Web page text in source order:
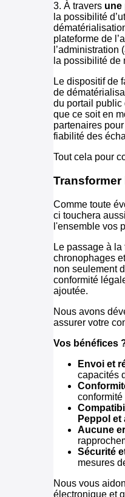
3. À travers une
la possibilité
plateforme de
la possibilité de
Le dispositif de
de
du portail public
que ce soit en
partenaires
fiabilité des
Tout cela pour
Comme toute
ci touchera
l'ensemble vos
Le passage à
chronophages
non seulement
conformité
ajoutée.
Nous avons
assurer votre
Vos bénéfices
Envoi et
capacités
Peppol et
Aucune
Sécurité
mesures
Nous vous
électronique et